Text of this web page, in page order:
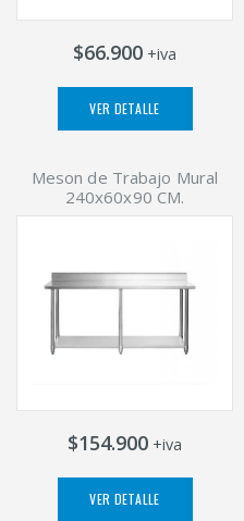
$66.900 +iva
VER DETALLE
Meson de Trabajo Mural
240x60x90 CM.
$154.900 +iva
VER DETALLE